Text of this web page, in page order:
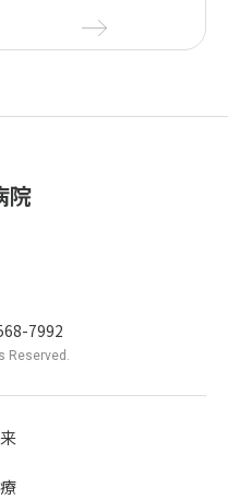
院
7992
Reserved.